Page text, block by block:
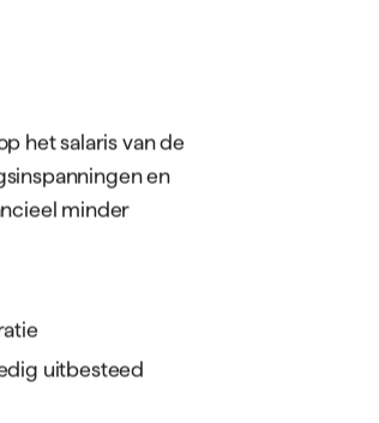
het salaris van de
en
minder
uitbesteed